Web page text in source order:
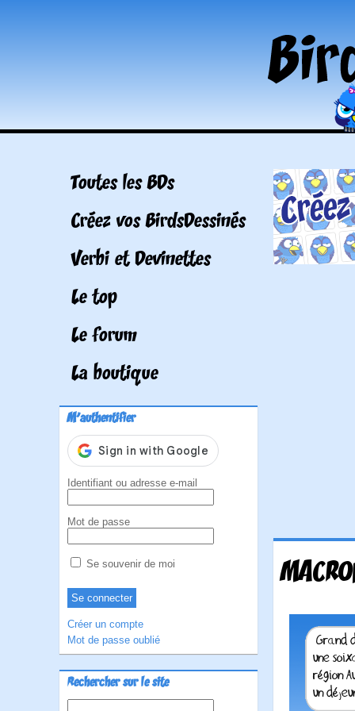
Toutes les BDs
Créez vos BirdsDessinés
Verbi et Devinettes
Le top
Le forum
La boutique
M'authentifier
Identifiant ou adresse e-mail
Mot de passe
Se souvenir de moi
Créer un compte
Mot de passe oublié
Rechercher sur le site